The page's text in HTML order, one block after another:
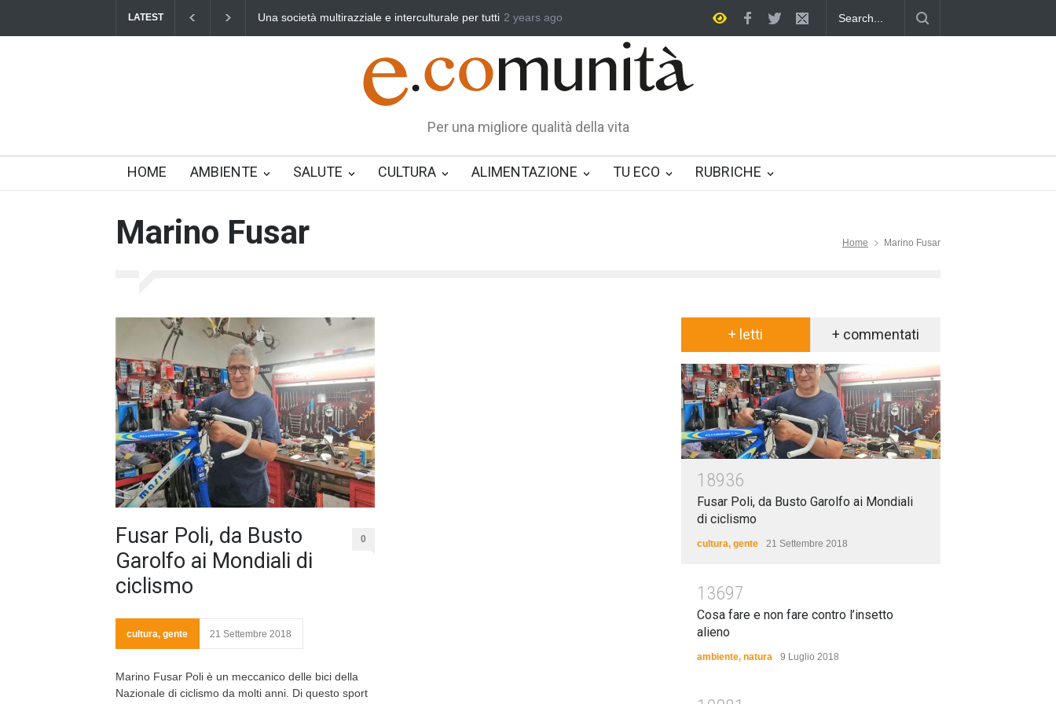
LATEST Una società multirazziale e interculturale per tutti Benedetta primavera, vincere la sonnolenza Un eroe multifunzione nella vita quotidiana
2 years ago
Per una migliore qualità della vita
HOME AMBIENTE SALUTE CULTURA ALIMENTAZIONE TU ECO RUBRICHE
Marino Fusar Home Marino Fusar
Fusar Poli, da Busto
Garolfo ai Mondiali di
ciclismo
0
cultura, gente 21 Settembre 2018
Marino Fusar Poli è un meccanico delle bici della
Nazionale di ciclismo da molti anni. Di questo sport
+ letti + commentati
18936
Fusar Poli, da Busto Garolfo ai Mondiali
di ciclismo
cultura, gente 21 Settembre 2018
13697
Cosa fare e non fare contro l’insetto
alieno
ambiente, natura 9 Luglio 2018